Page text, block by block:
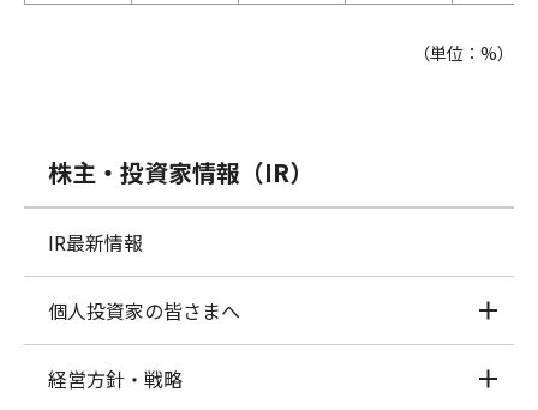
（単位：%）
株主・投資家情報（IR）
IR最新情報
個人投資家の皆さまへ
経営方針・戦略